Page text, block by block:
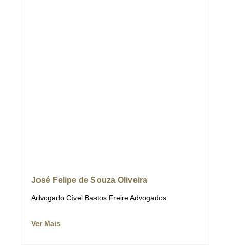
José Felipe de Souza Oliveira
Advogado Cível Bastos Freire Advogados.
Ver Mais